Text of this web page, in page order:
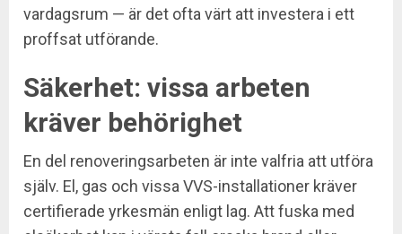
vardagsrum — är det ofta värt att investera i ett
proffsat utförande.
Säkerhet: vissa arbeten
kräver behörighet
En del renoveringsarbeten är inte valfria att utföra
själv. El, gas och vissa VVS-installationer kräver
certifierade yrkesmän enligt lag. Att fuska med